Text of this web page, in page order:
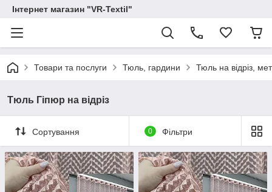
Інтернет магазин "VR-Textil"
Товари та послуги Тюль, гардини Тюль на відріз,
Тюль Гіпюр на відріз
Сортування 0 Фільтри